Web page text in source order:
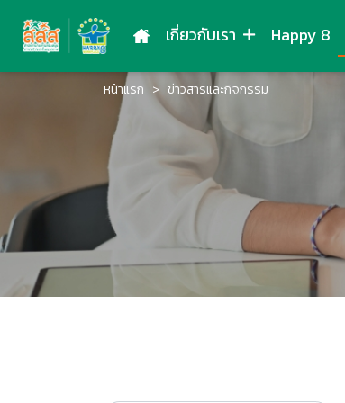
เกี่ยวกับเรา Happy 8
หน้าแรก ข่าวสารและกิจกรรม